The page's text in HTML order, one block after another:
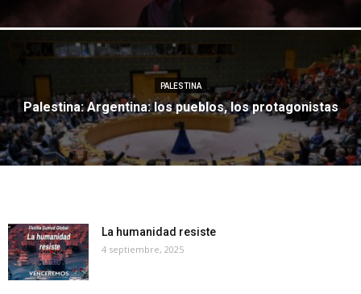
PALESTINA
Palestina: Argentina: los pueblos, los protagonistas
La humanidad resiste
4 septiembre, 2025